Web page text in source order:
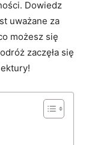
Dowiedz⁤
uważane za
możesz się​
zaczęła się